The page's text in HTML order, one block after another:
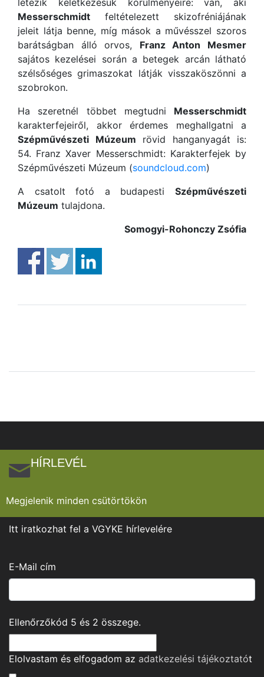
Messerschmidt feltételezett skizofréniájának
jeleit látja benne, míg mások a művésszel szoros
barátságban álló orvos, Franz Anton Mesmer
sajátos kezelései során a betegek arcán látható
szélsőséges grimaszokat látják visszaköszönni a
szobrokon.
Ha szeretnél többet megtudni Messerschmidt
karakterfejeiről, akkor érdemes meghallgatni a
Szépművészeti Múzeum rövid hanganyagát is:
54. Franz Xaver Messerschmidt: Karakterfejek by
Szépművészeti Múzeum (soundcloud.com)
A csatolt fotó a budapesti Szépművészeti
Múzeum tulajdona.
Somogyi-Rohonczy Zsófia
HÍRLEVÉL
Megjelenik minden csütörtökön
Itt iratkozhat fel a VGYKE hírlevelére
E-Mail cím
Ellenőrzőkód 5 és 2 összege.
Elolvastam és elfogadom az adatkezelési tájékoztatót